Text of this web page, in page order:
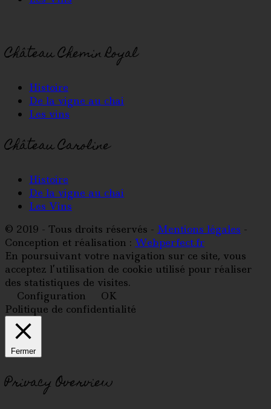
Château Chemin Royal
Histoire
De la vigne au chai
Les vins
Château Caroline
Histoire
De la vigne au chai
Les Vins
© 2019 - Tous droits réservés - Mentions légales -
Conception et réalisation : Webperfect.fr
En poursuivant votre navigation sur ce site, vous
acceptez l’utilisation de cookie utilisé pour réaliser
des statistiques de visites.
Configuration
OK
Politique de confidentialité
Fermer
Privacy Overview